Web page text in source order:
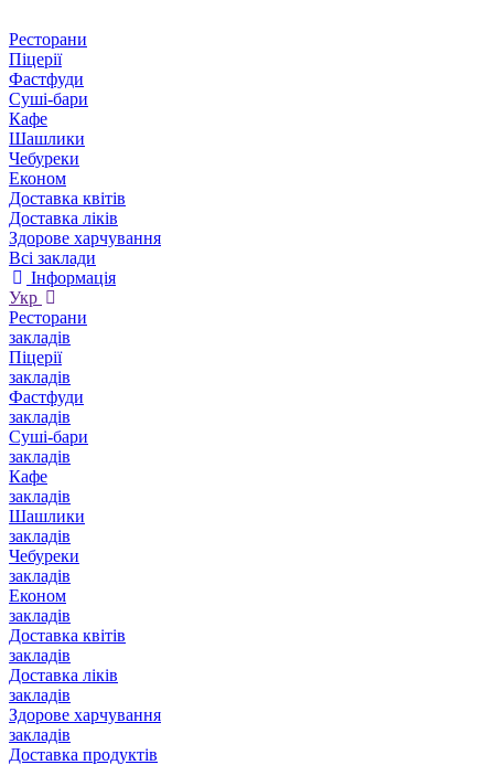
Ресторани
Піцерії
Фастфуди
Суші-бари
Кафе
Шашлики
Чебуреки
Економ
Доставка квітів
Доставка ліків
Здорове харчування
Всі заклади
Інформація
Укр
Ресторани
закладів
Піцерії
закладів
Фастфуди
закладів
Суші-бари
закладів
Кафе
закладів
Шашлики
закладів
Чебуреки
закладів
Економ
закладів
Доставка квітів
закладів
Доставка ліків
закладів
Здорове харчування
закладів
Доставка продуктів